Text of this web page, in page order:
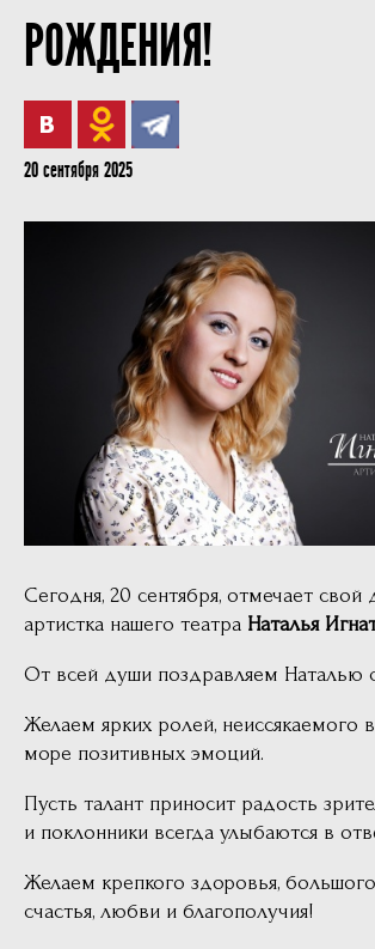
РОЖДЕНИЯ!
20 сентября 2025
Сегодня, 20 сентября, отмечает
артистка нашего театра Наталья
От всей души поздравляем Наталью
Желаем ярких ролей, неиссякаемого
море позитивных эмоций.
Пусть талант приносит радость
и поклонники всегда улыбаются в
Желаем крепкого здоровья,
счастья, любви и благополучия!